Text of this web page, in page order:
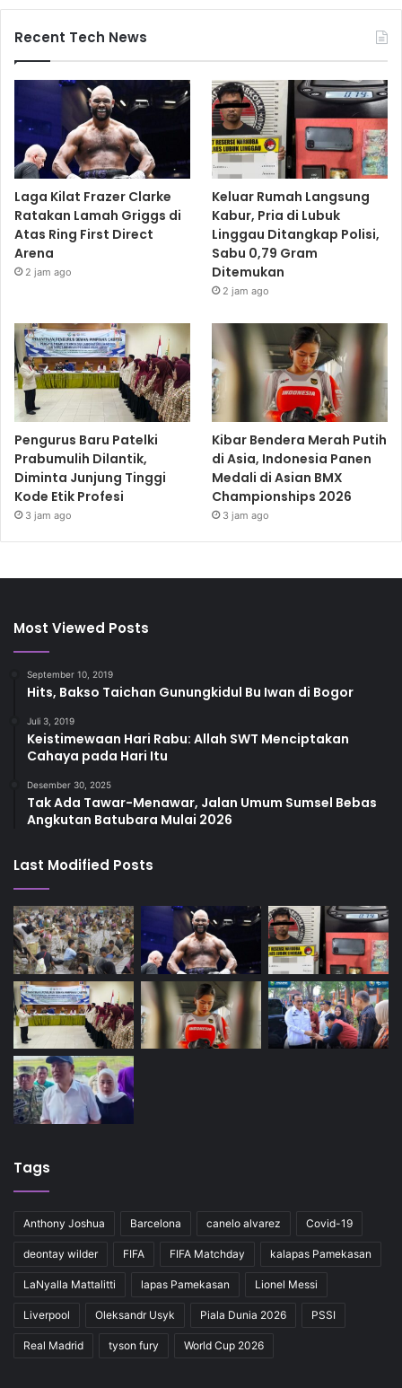
Recent Tech News
Laga Kilat Frazer Clarke
Ratakan Lamah Griggs di
Atas Ring First Direct
Arena
2 jam ago
Keluar Rumah Langsung
Kabur, Pria di Lubuk
Linggau Ditangkap Polisi,
Sabu 0,79 Gram
Ditemukan
2 jam ago
Pengurus Baru Patelki
Prabumulih Dilantik,
Diminta Junjung Tinggi
Kode Etik Profesi
3 jam ago
Kibar Bendera Merah Putih
di Asia, Indonesia Panen
Medali di Asian BMX
Championships 2026
3 jam ago
Most Viewed Posts
September 10, 2019
Hits, Bakso Taichan Gunungkidul Bu Iwan di Bogor
Juli 3, 2019
Keistimewaan Hari Rabu: Allah SWT Menciptakan
Cahaya pada Hari Itu
Desember 30, 2025
Tak Ada Tawar-Menawar, Jalan Umum Sumsel Bebas
Angkutan Batubara Mulai 2026
Last Modified Posts
Tags
Anthony Joshua Barcelona canelo alvarez Covid-19
deontay wilder FIFA FIFA Matchday kalapas Pamekasan
LaNyalla Mattalitti lapas Pamekasan Lionel Messi
Liverpool Oleksandr Usyk Piala Dunia 2026 PSSI
Real Madrid tyson fury World Cup 2026